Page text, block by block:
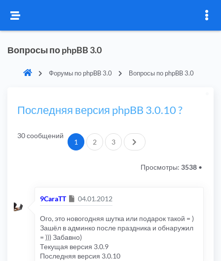
Вопросы по phpBB 3.0
Форумы по phpBB 3.0 Вопросы по phpBB 3.0
Последняя версия phpBB 3.0.10 ?
30 сообщений
1 2 3 След.
Просмотры: 3538 •
9CaraTT Сообщение
04.01.2012
Ого, это новогодняя шутка или подарок такой = )
Зашёл в админко после праздника и обнаружил
= ))) Забавно)
Текущая версия 3.0.9
Последняя версия 3.0.10